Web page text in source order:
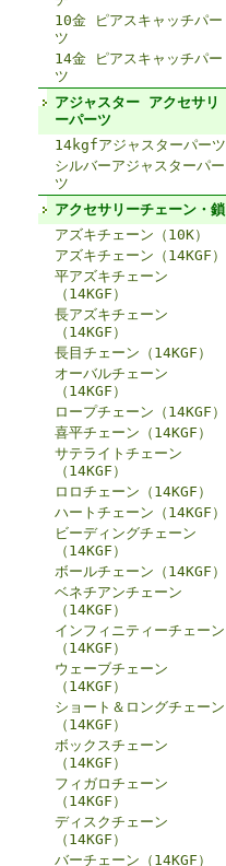
10金 ピアスキャッチパー
ツ
14金 ピアスキャッチパー
ツ
アジャスター アクセサリ
ーパーツ
14kgfアジャスターパーツ
シルバーアジャスターパー
ツ
アクセサリーチェーン・鎖
アズキチェーン（10K）
アズキチェーン（14KGF）
平アズキチェーン
（14KGF）
長アズキチェーン
（14KGF）
長目チェーン（14KGF）
オーバルチェーン
（14KGF）
ロープチェーン（14KGF）
喜平チェーン（14KGF）
サテライトチェーン
（14KGF）
ロロチェーン（14KGF）
ハートチェーン（14KGF）
ビーディングチェーン
（14KGF）
ボールチェーン（14KGF）
ベネチアンチェーン
（14KGF）
インフィニティーチェーン
（14KGF）
ウェーブチェーン
（14KGF）
ショート＆ロングチェーン
（14KGF）
ボックスチェーン
（14KGF）
フィガロチェーン
（14KGF）
ディスクチェーン
（14KGF）
バーチェーン（14KGF）